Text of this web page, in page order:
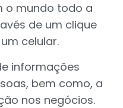
o mundo todo a
de um clique
celular.
informações
bem como, a
nos negócios.